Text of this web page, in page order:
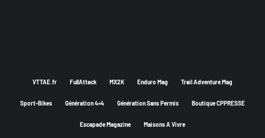
VTTAE.fr FullAttack MX2K Enduro Mag Trail Adventure Mag
Sport-Bikes Génération 4×4 Génération Sans Permis Boutique CPPRESSE
Escapade Magazine Maisons A Vivre